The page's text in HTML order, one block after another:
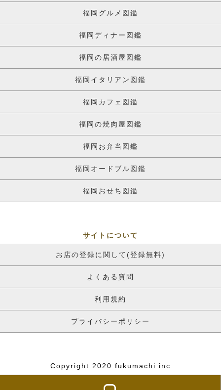
福岡グルメ図鑑
福岡ディナー図鑑
福岡の居酒屋図鑑
福岡イタリアン図鑑
福岡カフェ図鑑
福岡の焼肉屋図鑑
福岡お弁当図鑑
福岡オードブル図鑑
福岡おせち図鑑
サイトについて
お店の登録に関して(登録無料)
よくある質問
利用規約
プライバシーポリシー
Copyright 2020 fukumachi.inc